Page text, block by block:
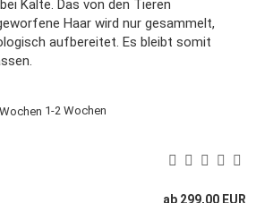
Kälte. Das von den Tieren
Haar wird nur gesammelt,
aufbereitet. Es bleibt somit
1-2 Wochen
ab 299,00 EUR